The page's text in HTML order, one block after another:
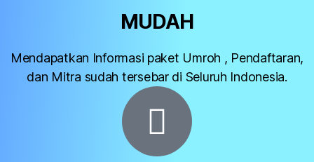
MUDAH
Mendapatkan Informasi paket Umroh , Pendaftaran,
dan Mitra sudah tersebar di Seluruh Indonesia.​